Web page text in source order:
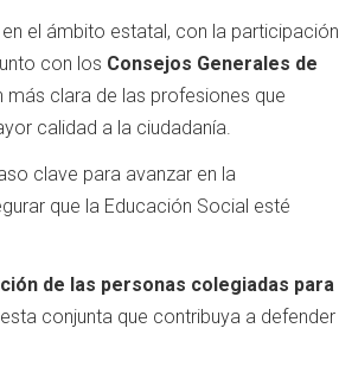
el ámbito estatal, con la participación
con los Consejos Generales de
clara de las profesiones que
calidad a la ciudadanía.
clave para avanzar en la
que la Educación Social esté
de las personas colegiadas para
conjunta que contribuya a defender